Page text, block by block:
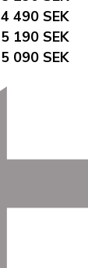
4 490 SEK
5 190 SEK
5 090 SEK